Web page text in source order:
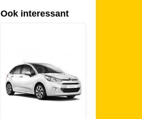
Ook interessant